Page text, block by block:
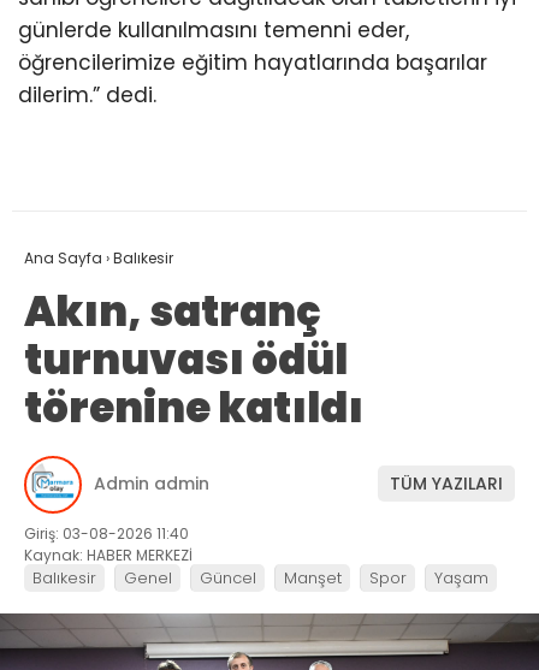
günlerde kullanılmasını temenni eder,
öğrencilerimize eğitim hayatlarında başarılar
dilerim.” dedi.
Ana Sayfa ›Balıkesir
Akın, satranç
turnuvası ödül
törenine katıldı
Admin admin TÜM YAZILARI
Giriş: 03-08-2026 11:40
Kaynak: HABER MERKEZİ
Balıkesir Genel Güncel Manşet Spor Yaşam